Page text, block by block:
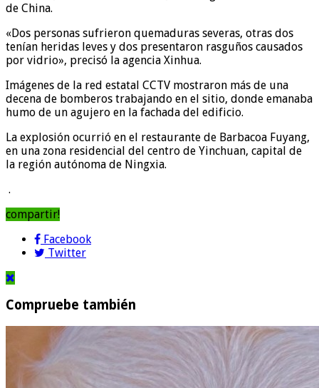
de China.
«Dos personas sufrieron quemaduras severas, otras dos
tenían heridas leves y dos presentaron rasguños causados
por vidrio», precisó la agencia Xinhua.
Imágenes de la red estatal CCTV mostraron más de una
decena de bomberos trabajando en el sitio, donde emanaba
humo de un agujero en la fachada del edificio.
La explosión ocurrió en el restaurante de Barbacoa Fuyang,
en una zona residencial del centro de Yinchuan, capital de
la región autónoma de Ningxia.
.
compartir!
Facebook
Twitter
Compruebe también